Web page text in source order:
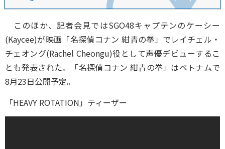
このほか、記者会見ではSGO48キャプテンのケーシー
(Kaycee)が映画「名探偵コナン 紺青の拳」でレイチェル・
チェオング(Rachel Cheongu)役として声優デビューするこ
とも発表された。「名探偵コナン 紺青の拳」はベトナムで
8月23日公開予定。
「HEAVY ROTATION」ティーザー